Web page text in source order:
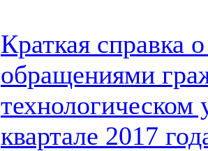
Краткая справка
обращениями
технологическом
квартале 2017